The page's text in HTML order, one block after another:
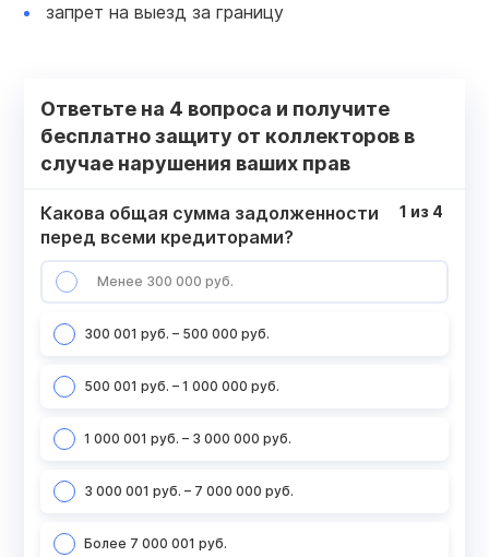
запрет на выезд за границу
Ответьте на 4 вопроса и получите
бесплатно защиту от коллекторов в
случае нарушения ваших прав
Какова общая сумма задолженности
перед всеми кредиторами?
Менее 300 000 руб.
300 001 руб. – 500 000 руб.
500 001 руб. – 1 000 000 руб.
1 000 001 руб. – 3 000 000 руб.
3 000 001 руб. – 7 000 000 руб.
Более 7 000 001 руб.
1 из 4